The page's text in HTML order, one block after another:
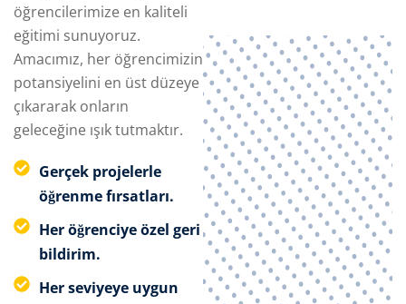
öğrencilerimize en kaliteli
eğitimi sunuyoruz.
Amacımız, her öğrencimizin
potansiyelini en üst düzeye
çıkararak onların
geleceğine ışık tutmaktır.
Gerçek projelerle
öğrenme fırsatları.
Her öğrenciye özel geri
bildirim.
Her seviyeye uygun